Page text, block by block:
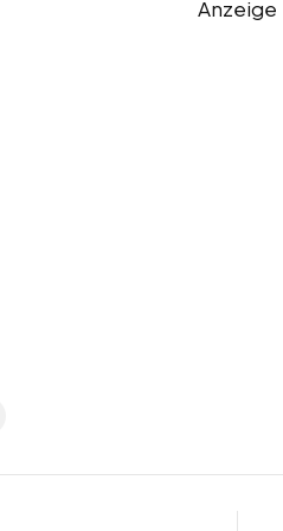
Anzeige